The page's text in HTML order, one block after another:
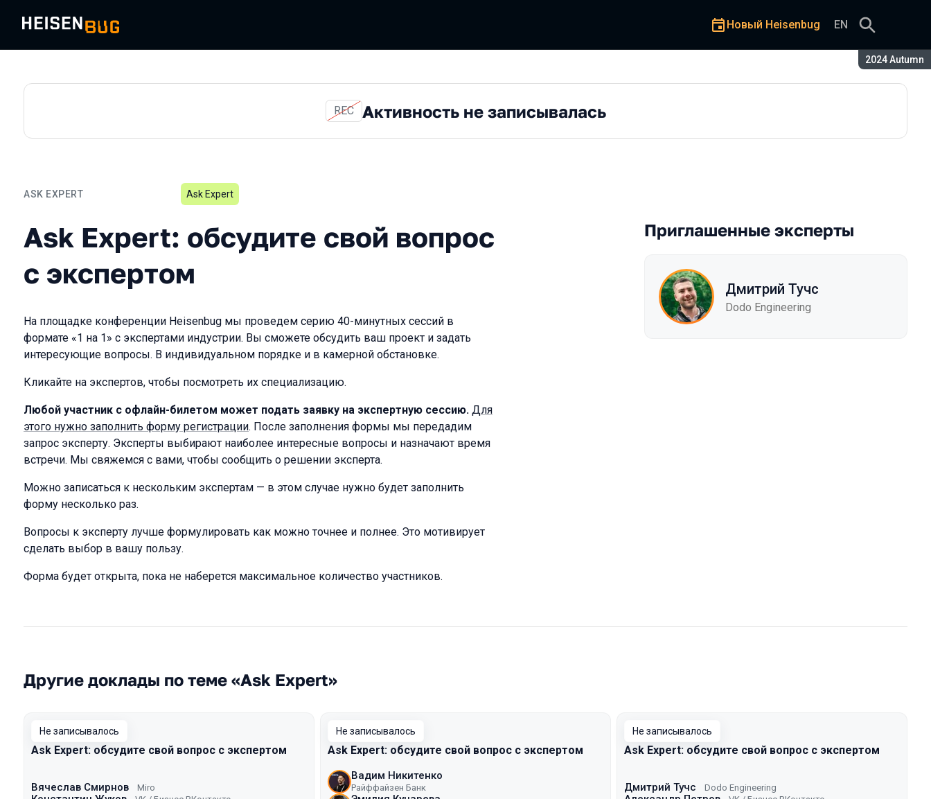
Сезон:
2024 Autumn
Новый Heisenbug EN
REC Активность не записывалась
ASK EXPERT
Ask Expert: обсудите свой вопрос с экспертом
Ask Expert
Ask Expert: обсудите свой вопрос
с экспертом
На площадке конференции Heisenbug мы проведем серию 40-минутных сессий в
формате «1 на 1» с экспертами индустрии. Вы сможете обсудить ваш проект и задать
интересующие вопросы. В индивидуальном порядке и в камерной обстановке.
Кликайте на экспертов, чтобы посмотреть их специализацию.
Любой участник с офлайн-билетом может подать заявку на экспертную сессию. Для
этого нужно заполнить форму регистрации. После заполнения формы мы передадим
запрос эксперту. Эксперты выбирают наиболее интересные вопросы и назначают время
встречи. Мы свяжемся с вами, чтобы сообщить о решении эксперта.
Можно записаться к нескольким экспертам — в этом случае нужно будет заполнить
форму несколько раз.
Вопросы к эксперту лучше формулировать как можно точнее и полнее. Это мотивирует
сделать выбор в вашу пользу.
Форма будет открыта, пока не наберется максимальное количество участников.
Приглашенные эксперты
Дмитрий Тучс
Dodo Engineering
Другие доклады по теме «Ask Expert»
Не записывалось
Ask Expert: обсудите свой вопрос с экспертом
Вячеслав Смирнов Miro
Не записывалось
Ask Expert: обсудите свой вопрос с экспертом
Вадим Никитенко
Райффайзен Банк
Не записывалось
Ask Expert: обсудите свой вопрос с экспертом
Дмитрий Тучс Dodo Engineering